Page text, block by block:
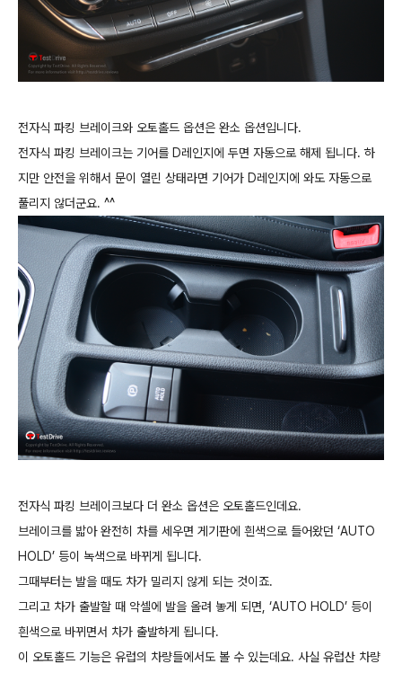
전자식 파킹 브레이크와 오토홀드 옵션은 완소 옵션입니다.
전자식 파킹 브레이크는 기어를 D레인지에 두면 자동으로 해제 됩니다. 하
지만 안전을 위해서 문이 열린 상태라면 기어가 D레인지에 와도 자동으로
풀리지 않더군요. ^^
전자식 파킹 브레이크보다 더 완소 옵션은 오토홀드인데요.
브레이크를 밟아 완전히 차를 세우면 게기판에 흰색으로 들어왔던 ‘AUTO
HOLD’ 등이 녹색으로 바뀌게 됩니다.
그때부터는 발을 때도 차가 밀리지 않게 되는 것이죠.
그리고 차가 출발할 때 악셀에 발을 올려 놓게 되면, ‘AUTO HOLD’ 등이
흰색으로 바뀌면서 차가 출발하게 됩니다.
이 오토홀드 기능은 유럽의 차량들에서도 볼 수 있는데요. 사실 유럽산 차량